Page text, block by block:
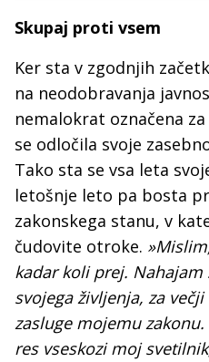
Skupaj proti vsem
Ker sta v zgodnjih
na neodobravanja
nemalokrat označena
se odločila svoje
Tako sta se vsa leta
letošnje leto pa bosta
zakonskega stanu, v
čudovite otroke.
kadar koli prej.
svojega življenja, za
zasluge mojemu
res vseskozi moj